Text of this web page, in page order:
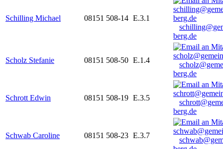
Schilling Michael 08151 508-14 E.3.1
berg.de
Scholz Stefanie 08151 508-50 E.1.4
berg.de
Schrott Edwin 08151 508-19 E.3.5
berg.de
Schwab Caroline 08151 508-23 E.3.7